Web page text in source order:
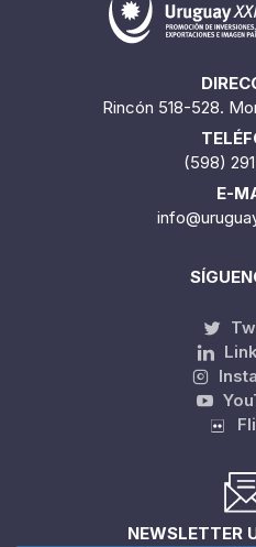
Rincón 518-528.
(598)
E-
NEWSLETTER